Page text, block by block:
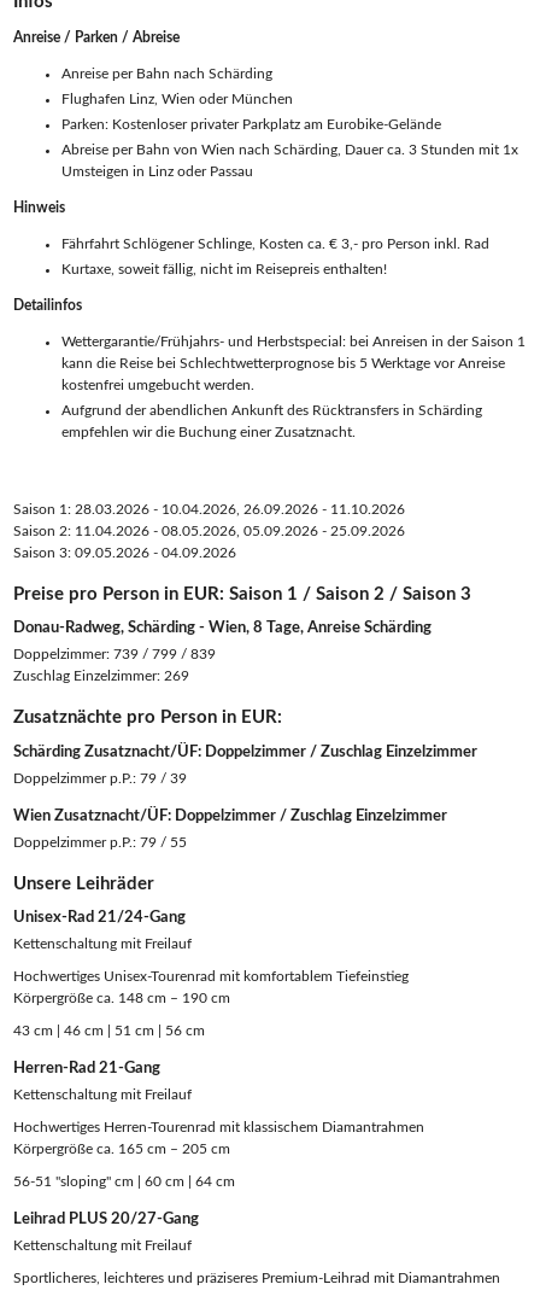
Anreise / Parken / Abreise
Anreise per Bahn nach Schärding
Flughafen Linz, Wien oder München
Parken: Kostenloser privater Parkplatz am Eurobike-Gelände
Abreise per Bahn von Wien nach Schärding, Dauer ca. 3 Stunden mit 1x
Umsteigen in Linz oder Passau
Hinweis
Fährfahrt Schlögener Schlinge, Kosten ca. € 3,- pro Person inkl. Rad
Kurtaxe, soweit fällig, nicht im Reisepreis enthalten!
Detailinfos
Wettergarantie/Frühjahrs- und Herbstspecial: bei Anreisen in der Saison 1
kann die Reise bei Schlechtwetterprognose bis 5 Werktage vor Anreise
kostenfrei umgebucht werden.
Aufgrund der abendlichen Ankunft des Rücktransfers in Schärding
empfehlen wir die Buchung einer Zusatznacht.
Saison 1: 28.03.2026 - 10.04.2026, 26.09.2026 - 11.10.2026
Saison 2: 11.04.2026 - 08.05.2026, 05.09.2026 - 25.09.2026
Saison 3: 09.05.2026 - 04.09.2026
Preise pro Person in EUR: Saison 1 / Saison 2 / Saison 3
Donau-Radweg, Schärding - Wien, 8 Tage, Anreise Schärding
Doppelzimmer: 739 / 799 / 839
Zuschlag Einzelzimmer: 269
Zusatznächte pro Person in EUR:
Schärding Zusatznacht/ÜF: Doppelzimmer / Zuschlag Einzelzimmer
Doppelzimmer p.P.: 79 / 39
Wien Zusatznacht/ÜF: Doppelzimmer / Zuschlag Einzelzimmer
Doppelzimmer p.P.: 79 / 55
Unsere Leihräder
Unisex-Rad 21/24-Gang
Kettenschaltung mit Freilauf
Hochwertiges Unisex-Tourenrad mit komfortablem Tiefeinstieg
Körpergröße ca. 148 cm – 190 cm
43 cm | 46 cm | 51 cm | 56 cm
Herren-Rad 21-Gang
Kettenschaltung mit Freilauf
Hochwertiges Herren-Tourenrad mit klassischem Diamantrahmen
Körpergröße ca. 165 cm – 205 cm
56-51 "sloping" cm | 60 cm | 64 cm
Leihrad PLUS 20/27-Gang
Kettenschaltung mit Freilauf
Sportlicheres, leichteres und präziseres Premium-Leihrad mit Diamantrahmen